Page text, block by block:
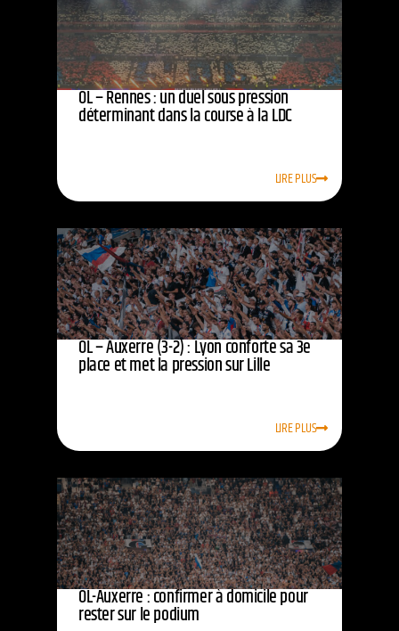
OL – Rennes : un duel sous pression
déterminant dans la course à la LDC
LIRE PLUS
OL – Auxerre (3-2) : Lyon conforte sa 3e
place et met la pression sur Lille
LIRE PLUS
OL-Auxerre : confirmer à domicile pour
rester sur le podium